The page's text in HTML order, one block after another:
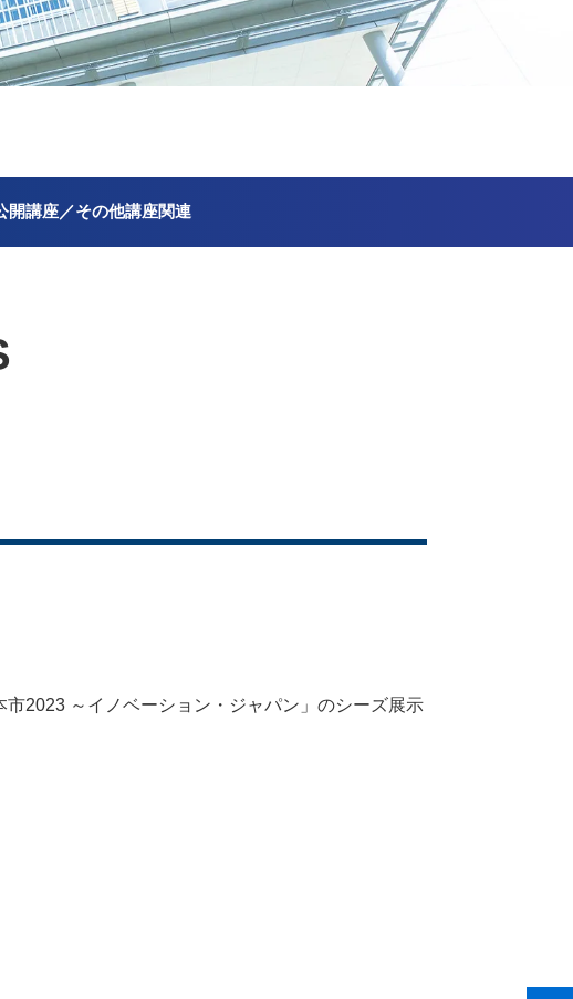
開講座／その他講座関連
2023 ～イノベーション・ジャパン」のシーズ展示